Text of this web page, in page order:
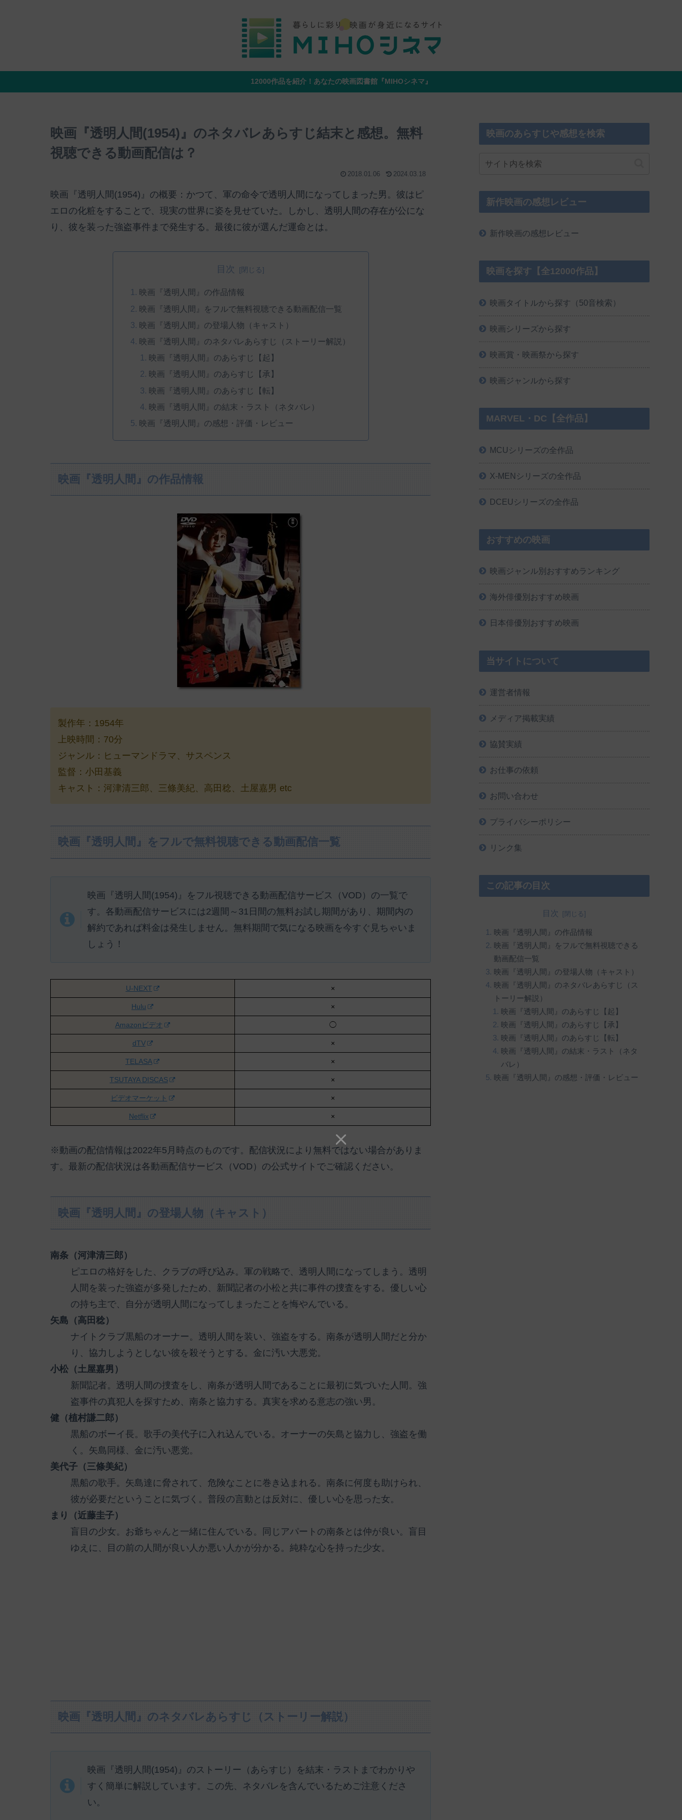
12000作品を紹介！あなたの映画図書館『MIHOシネマ』
映画『透明人間(1954)』のネタバレあらすじ結末と感想。無料
視聴できる動画配信は？
2018.01.06 2024.03.18
映画『透明人間(1954)』の概要：かつて、軍の命令で透明人間になってしまった男。彼はピ
エロの化粧をすることで、現実の世界に姿を見せていた。しかし、透明人間の存在が公にな
り、彼を装った強盗事件まで発生する。最後に彼が選んだ運命とは。
目次
映画『透明人間』の作品情報
映画『透明人間』をフルで無料視聴できる動画配信一覧
映画『透明人間』の登場人物（キャスト）
映画『透明人間』のネタバレあらすじ（ストーリー解説）
映画『透明人間』のあらすじ【起】
映画『透明人間』のあらすじ【承】
映画『透明人間』のあらすじ【転】
映画『透明人間』の結末・ラスト（ネタバレ）
映画『透明人間』の感想・評価・レビュー
映画『透明人間』の作品情報
製作年：1954年
上映時間：70分
ジャンル：ヒューマンドラマ、サスペンス
監督：小田基義
キャスト：河津清三郎、三條美紀、高田稔、土屋嘉男 etc
映画『透明人間』をフルで無料視聴できる動画配信一覧
映画『透明人間(1954)』をフル視聴できる動画配信サービス（VOD）の一覧で
す。各動画配信サービスには2週間～31日間の無料お試し期間があり、期間内の
解約であれば料金は発生しません。 無料期間で気になる映画を今すぐ見ちゃいま
しょう！
U-NEXT ×
Hulu ×
Amazonビデオ ◯
dTV ×
TELASA ×
TSUTAYA DISCAS ×
ビデオマーケット ×
Netflix ×
※動画の配信情報は2022年5月時点のものです。配信状況により無料ではない場合がありま
す。最新の配信状況は各動画配信サービス（VOD）の公式サイトでご確認ください。
映画『透明人間』の登場人物（キャスト）
南条（河津清三郎）
ピエロの格好をした、クラブの呼び込み。軍の戦略で、透明人間になってしまう。透明
人間を装った強盗が多発したため、新聞記者の小松と共に事件の捜査をする。優しい心
の持ち主で、自分が透明人間になってしまったことを悔やんでいる。
矢島（高田稔）
ナイトクラブ黒船のオーナー。透明人間を装い、強盗をする。南条が透明人間だと分か
り、協力しようとしない彼を殺そうとする。金に汚い大悪党。
小松（土屋嘉男）
新聞記者。透明人間の捜査をし、南条が透明人間であることに最初に気づいた人間。強
盗事件の真犯人を探すため、南条と協力する。真実を求める意志の強い男。
健（植村謙二郎）
黒船のボーイ長。歌手の美代子に入れ込んでいる。オーナーの矢島と協力し、強盗を働
く。矢島同様、金に汚い悪党。
美代子（三條美紀）
黒船の歌手。矢島達に脅されて、危険なことに巻き込まれる。南条に何度も助けられ、
彼が必要だということに気づく。普段の言動とは反対に、優しい心を思った女。
まり（近藤圭子）
盲目の少女。お爺ちゃんと一緒に住んでいる。同じアパートの南条とは仲が良い。盲目
ゆえに、目の前の人間が良い人か悪い人かが分かる。純粋な心を持った少女。
映画『透明人間』のネタバレあらすじ（ストーリー解説）
映画『透明人間(1954)』のストーリー（あらすじ）を結末・ラストまでわかりや
すく簡単に解説しています。この先、ネタバレを含んでいるためご注意くださ
い。
映画のあらすじや感想を検索
新作映画の感想レビュー
新作映画の感想レビュー
映画を探す【全12000作品】
映画タイトルから探す（50音検索）
映画シリーズから探す
映画賞・映画祭から探す
映画ジャンルから探す
MARVEL・DC【全作品】
MCUシリーズの全作品
X-MENシリーズの全作品
DCEUシリーズの全作品
おすすめの映画
映画ジャンル別おすすめランキング
海外俳優別おすすめ映画
日本俳優別おすすめ映画
当サイトについて
運営者情報
メディア掲載実績
協賛実績
お仕事の依頼
お問い合わせ
プライバシーポリシー
リンク集
この記事の目次
目次
映画『透明人間』の作品情報
映画『透明人間』をフルで無料視聴できる
動画配信一覧
映画『透明人間』の登場人物（キャスト）
映画『透明人間』のネタバレあらすじ（ス
トーリー解説）
映画『透明人間』のあらすじ【起】
映画『透明人間』のあらすじ【承】
映画『透明人間』のあらすじ【転】
映画『透明人間』の結末・ラスト（ネタ
バレ）
映画『透明人間』の感想・評価・レビュー